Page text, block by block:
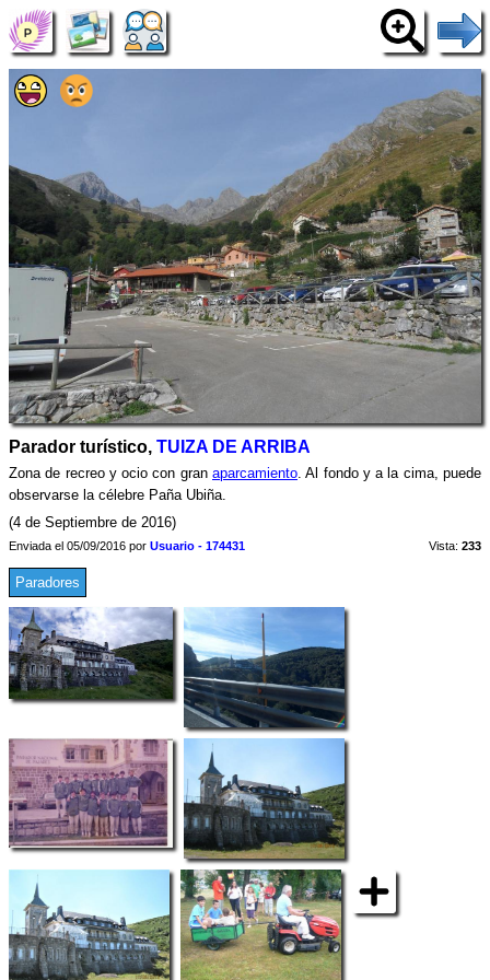
Parador turístico, TUIZA DE ARRIBA
Zona de recreo y ocio con gran aparcamiento. Al fondo y a la cima, puede
observarse la célebre Paña Ubiña.
(4 de Septiembre de 2016)
Enviada el 05/09/2016 por Usuario - 174431 Vista: 233
Paradores